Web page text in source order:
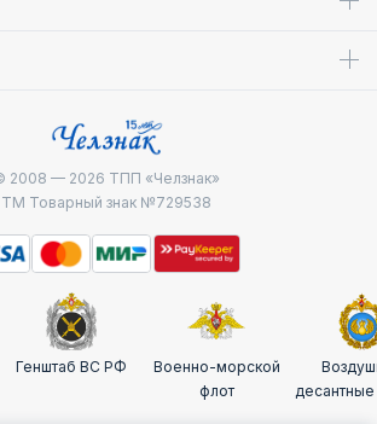
2008 — 2026 ТПП «Челзнак»
ТМ Товарный знак №729538
Генштаб ВС РФ
Военно-морской
флот
десантные